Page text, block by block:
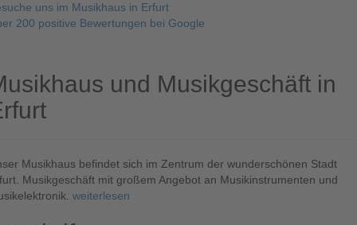
uns im Musikhaus in Erfurt
200 positive Bewertungen bei Google
und Musikgeschäft in
Musikhaus befindet sich im Zentrum der wunderschönen Stadt
Musikgeschäft mit großem Angebot an Musikinstrumenten und
weiterlesen